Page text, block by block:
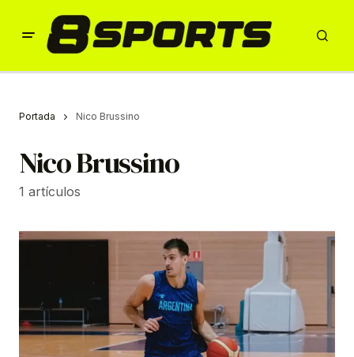
Portada Nico Brussino
Nico Brussino
1 artículos